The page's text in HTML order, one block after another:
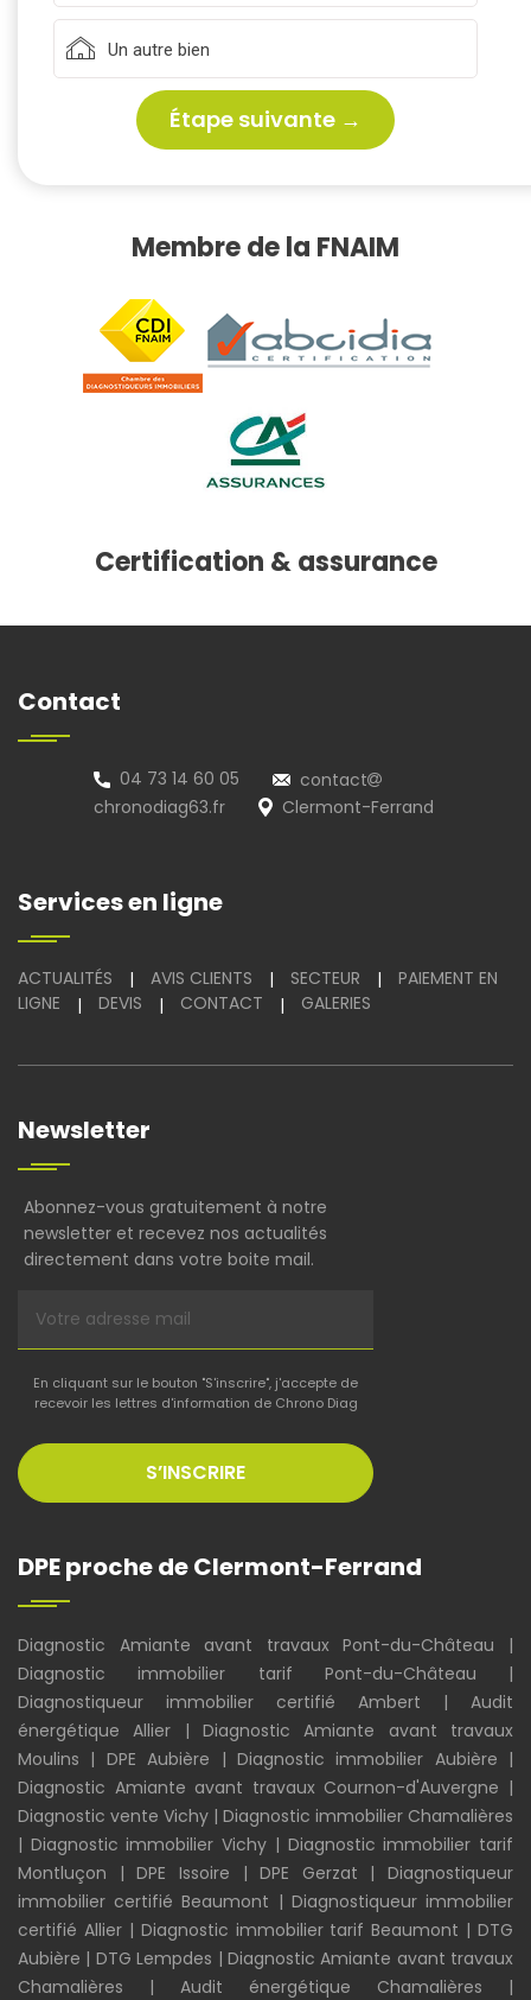
Un autre bien
Étape suivante →
Membre de la FNAIM
Certification & assurance
Contact
04 73 14 60 05
contact
chronodiag63.fr
Clermont-Ferrand
Services en ligne
ACTUALITÉS | AVIS CLIENTS | SECTEUR |
PAIEMENT EN
LIGNE
| DEVIS | CONTACT | GALERIES
Newsletter
Abonnez-vous gratuitement à notre
newsletter et recevez nos actualités
directement dans votre boite mail.
En cliquant sur le bouton "S'inscrire", j'accepte de
recevoir les lettres d'information de Chrono Diag
S’INSCRIRE
DPE proche de Clermont-Ferrand
Diagnostic Amiante avant travaux Pont-du-Château |
Diagnostic immobilier tarif Pont-du-Château |
Diagnostiqueur immobilier certifié Ambert | Audit
énergétique Allier |Diagnostic Amiante avant travaux
Moulins | DPE Aubière | Diagnostic immobilier Aubière |
Diagnostic Amiante avant travaux Cournon-d'Auvergne |
Diagnostic vente Vichy | Diagnostic immobilier Chamalières
| Diagnostic immobilier Vichy | Diagnostic immobilier tarif
Montluçon |DPE Issoire |DPE Gerzat | Diagnostiqueur
immobilier certifié Beaumont | Diagnostiqueur immobilier
certifié Allier| Diagnostic immobilier tarif Beaumont | DTG
Aubière | DTG Lempdes | Diagnostic Amiante avant travaux
Chamalières | Audit énergétique Chamalières |